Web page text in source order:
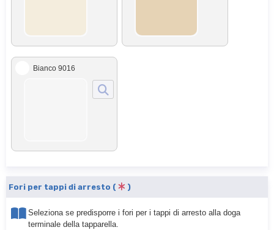
Bianco 9016
Fori per tappi di arresto ( )
Seleziona se predisporre i fori per i tappi di arresto alla doga
terminale della tapparella.